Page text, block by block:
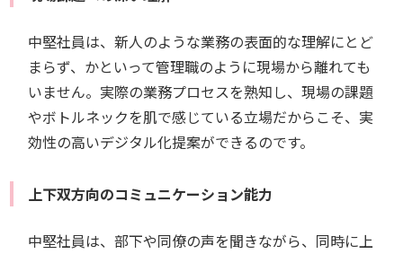
中堅社員は、新人のような業務の表面的な理解にとど
まらず、かといって管理職のように現場から離れても
いません。実際の業務プロセスを熟知し、現場の課題
やボトルネックを肌で感じている立場だからこそ、実
効性の高いデジタル化提案ができるのです。
上下双方向のコミュニケーション能力
中堅社員は、部下や同僚の声を聞きながら、同時に上